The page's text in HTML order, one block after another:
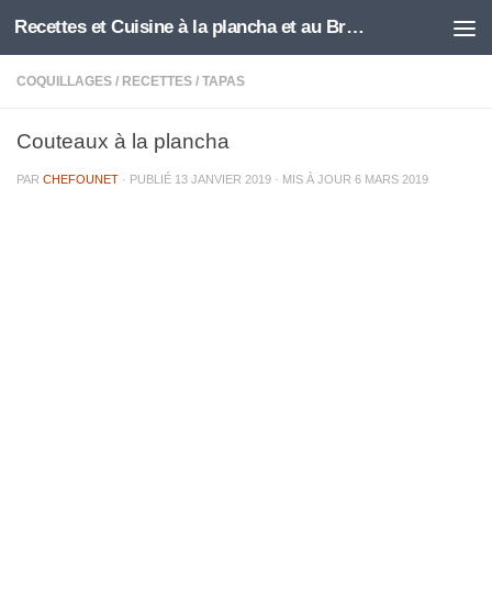
Skip to content Recettes et Cuisine à la plancha et au Brasero
COQUILLAGES / RECETTES / TAPAS
Couteaux à la plancha
PAR CHEFOUNET · PUBLIÉ 13 JANVIER 2019 · MIS À JOUR 6 MARS 2019